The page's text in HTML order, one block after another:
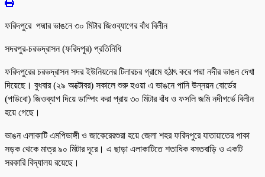
ফরিদপুরে পদ্মার ভাঙনে ৩০ মিটার জিওব্যাগের বাঁধ বিলীন
সদরপুর-চরভদ্রাসন (ফরিদপুর) প্রতিনিধি
ফরিদপুরের চরভদ্রাসন সদর ইউনিয়নের টিলারচর গ্রামে হঠাৎ করে পদ্মা নদীর ভাঙন দেখা
দিয়েছে। বুধবার (২৯ অক্টোবর) সকালে শুরু হওয়া এ ভাঙনে পানি উন্নয়ন বোর্ডের
(পাউবো) জিওব্যাগ দিয়ে ডাম্পিং করা প্রায় ৩০ মিটার বাঁধ ও ফসলি জমি নদীগর্ভে বিলীন
হয়ে গেছে।
ভাঙন এলাকাটি এমপিডাঙ্গী ও জাকেরেরশুরা হয়ে জেলা শহর ফরিদপুরে যাতায়াতের পাকা
সড়ক থেকে মাত্র ৯০ মিটার দূরে। এ ছাড়া এলাকাটিতে শতাধিক বসতবাড়ি ও একটি
সরকারি বিদ্যালয় রয়েছে।